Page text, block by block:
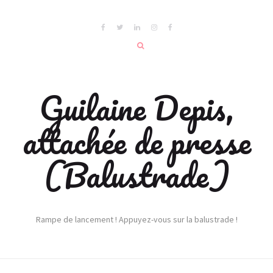
Guilaine Depis,
attachée de presse
(Balustrade)
Rampe de lancement ! Appuyez-vous sur la balustrade !